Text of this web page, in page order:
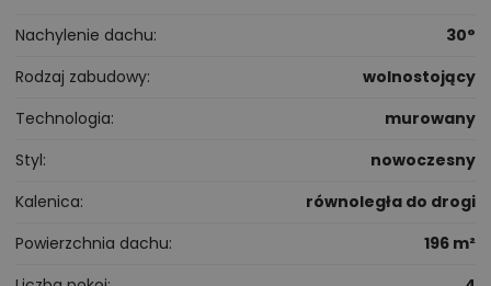
Nachylenie dachu
30°
Rodzaj zabudowy
wolnostojący
Technologia
murowany
Styl
nowoczesny
Kalenica
równoległa do drogi
Powierzchnia dachu
196 m²